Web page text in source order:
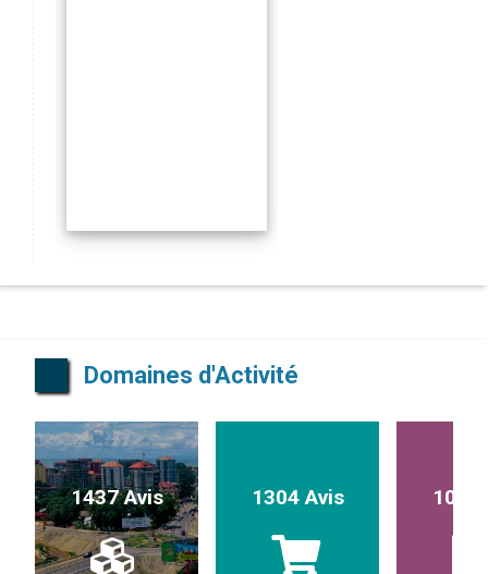
Domaines d'Activité
1437 Avis 1304 Avis 1017